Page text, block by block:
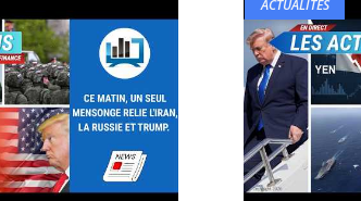
ACTUALITÉS